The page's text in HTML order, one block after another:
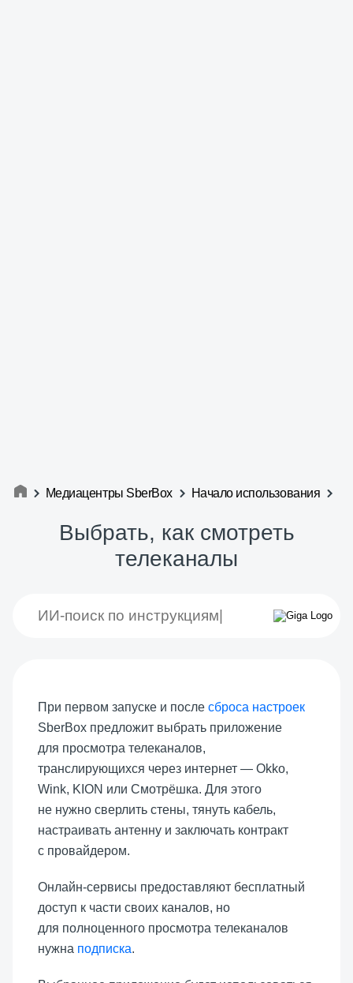
Медиацентры SberBox Начало использования
Выбрать, как смотреть
телеканалы
При первом запуске и после сброса настроек
SberBox предложит выбрать приложение
для просмотра телеканалов,
транслирующихся через интернет — Okko,
Wink, KION или Смотрёшка. Для этого
не нужно сверлить стены, тянуть кабель,
настраивать антенну и заключать контракт
с провайдером.
Онлайн-сервисы предоставляют бесплатный
доступ к части своих каналов, но
для полноценного просмотра телеканалов
нужна подписка.